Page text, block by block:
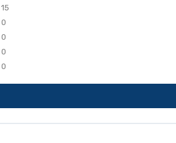
15
0
0
0
0